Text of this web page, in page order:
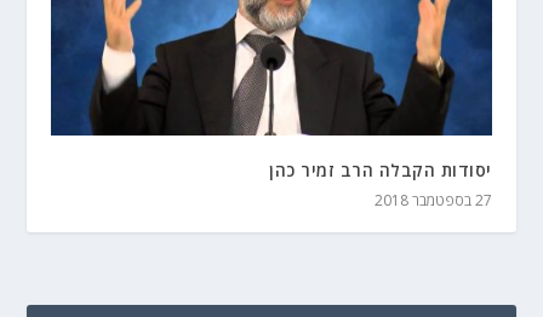
יסודות הקבלה הרב זמיר כהן
27 בספטמבר 2018